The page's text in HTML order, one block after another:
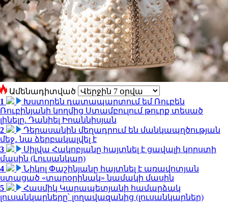
Ամենադիտված
1
Խստորեն դատապարտում եմ Ռուբեն
Ռուբինյանի կողմից Ստամբուլում թուրք տեսած
լինելը. Դանիել Իոաննիսյան
2
Դերասանին մեղադրում են մանկապղծության
մեջ․ նա ձերբակալվել է
3
Սիլվա Հակոբյանը հայտնել է ցավալի կորստի
մասին (Լուսանկար)
4
Նիկոլ Փաշինյանը հայտնել է առավոտյան
ստացած «տարօրինակ» նամակի մասին
5
Հասմիկ Կարապետյանի համարձակ
լուսանկարները՝ լողավազանից (լուսանկարներ)